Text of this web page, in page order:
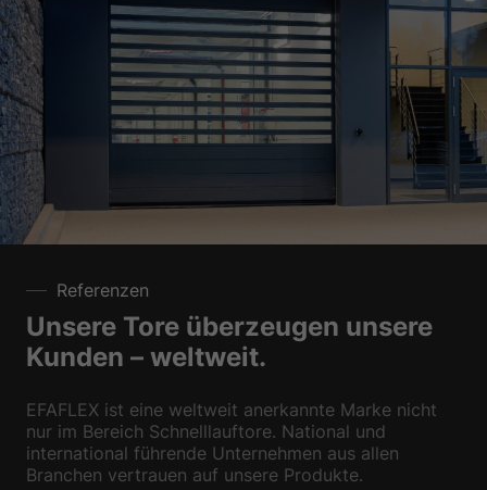
Referenzen
Unsere Tore überzeugen unsere
Kunden – weltweit.
EFAFLEX ist eine weltweit anerkannte Marke nicht
nur im Bereich Schnelllauftore. National und
international führende Unternehmen aus allen
Branchen vertrauen auf unsere Produkte.